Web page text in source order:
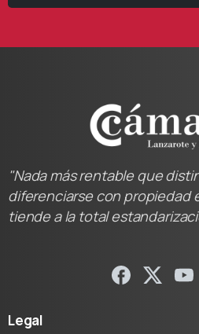
"Nada más rentable que
diferenciarse con propiedad
tiende a la total
Legal